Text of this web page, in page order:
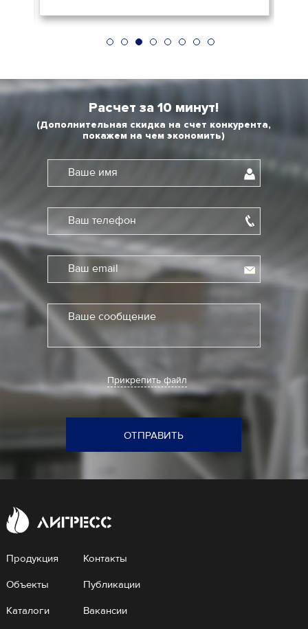
Расчет за 10 минут!
(Дополнительная скидка на счет конкурента,
покажем на чем экономить)
Ваше имя
Ваш телефон
Ваш email
Ваше сообщение
Прикрепить файл
ОТПРАВИТЬ
Продукция
Объекты
Каталоги
Контакты
Публикации
Вакансии